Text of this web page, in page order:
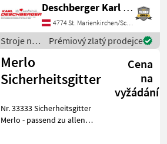
Tragkraft: 2.250 kg mit
Teleskopausleger mit 40
km/h 2-Gang-Getriebe,
Kubota 54, 6 kW (73 PS)
Dieselm
Deschberger Karl Landtechnik GesmbH & Co KG
4774 St. Marienkirchen/Schärding
Stroje na
stavbu /
Dieci
Prémiový zlatý prodejce
Merlo
Sicherheitsgitter
Cena
na
vyžádání
Nr. 33333 Sicherheitsgitter
Merlo - passend zu allen